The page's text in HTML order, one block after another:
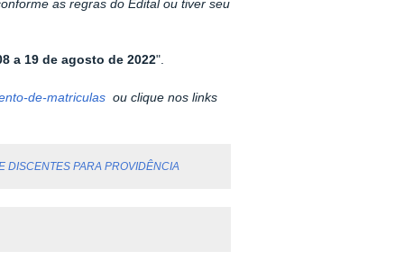
as regras do Edital ou tiver seu
a 19 de agosto de 2022".
de-matriculas ou clique nos links
DISCENTES PARA PROVIDÊNCIA